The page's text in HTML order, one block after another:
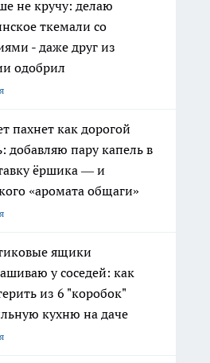
не кручу: делаю
ткемали со
- даже друг из
одобрил
пахнет как дорогой
добавляю пару капель в
ёршика — и
«аромата общаги»
ящики
у соседей: как
из 6 "коробок"
кухню на даче